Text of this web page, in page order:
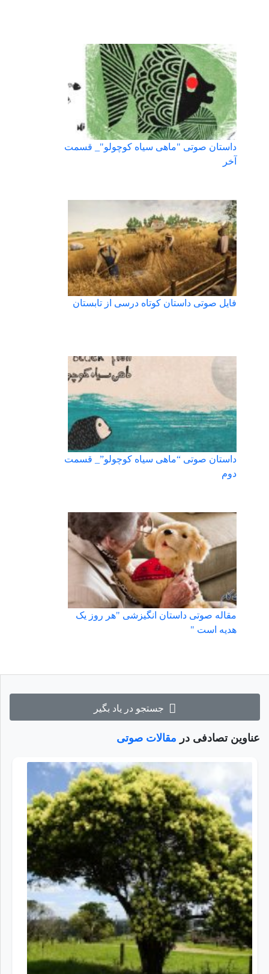
جستجو در یاد بگیر
عناوین تصادفی در مقالات صوتی
داستان صوتی "ماهی سیاه کوچولو"_ قسمت
آخر
فایل صوتی داستان کوتاه درسی از تابستان
داستان صوتی “ماهی سیاه کوچولو”_ قسمت
دوم
مقاله صوتی داستان انگیزشی "هر روز یک
هدیه است "